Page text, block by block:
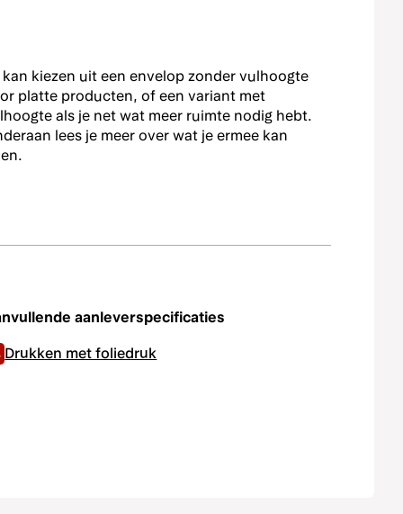
kan kiezen uit een envelop zonder vulhoogte
platte producten, of een variant met
als je net wat meer ruimte nodig hebt.
lees je meer over wat je ermee kan
aanleverspecificaties
Drukken met foliedruk